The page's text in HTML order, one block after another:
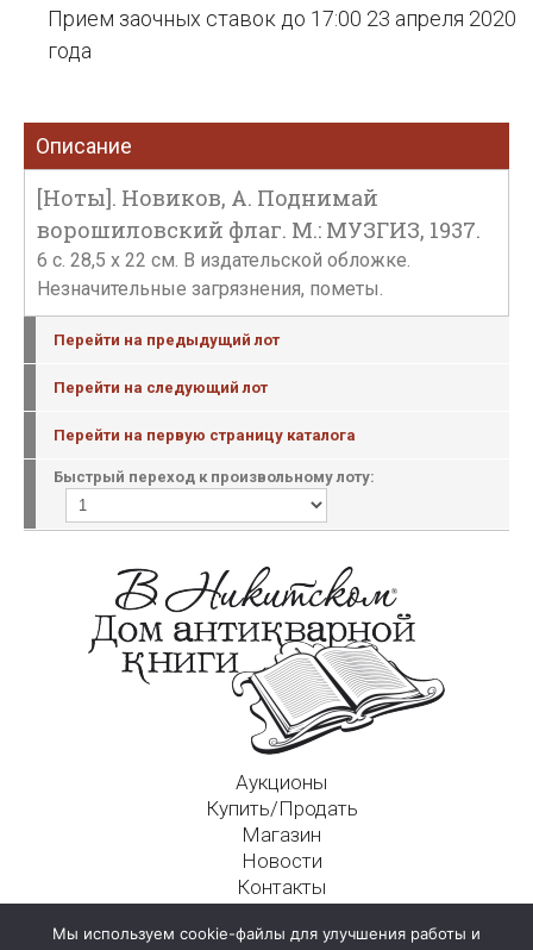
Прием заочных ставок до 17:00 23 апреля 2020
года
Описание
[Ноты]. Новиков, А. Поднимай
ворошиловский флаг. М.: МУЗГИЗ, 1937.
6 с. 28,5 х 22 см. В издательской обложке.
Незначительные загрязнения, пометы.
Перейти на предыдущий лот
Перейти на следующий лот
Перейти на первую страницу каталога
Быстрый переход к произвольному лоту:
Аукционы
Купить/Продать
Магазин
Новости
Контакты
125009, г. Москва, Никитский пер., д. 4а, стр. 1
Мы используем cookie-файлы для улучшения работы и